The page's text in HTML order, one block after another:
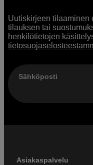
Uutiskirjeen tilaaminen
tilauksen tai
henkilötietojen
Sähköposti
Asiakaspalvelu